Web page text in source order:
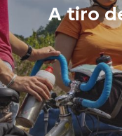
A tiro